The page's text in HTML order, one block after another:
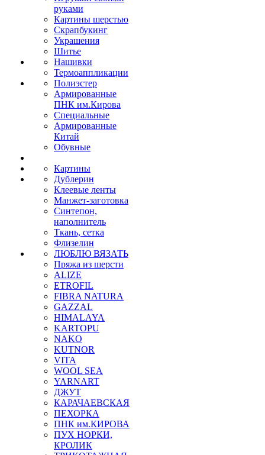
руками
Картины шерстью
Скрапбукинг
Украшения
Шитье
Нашивки
Термоаппликации
Полиэстер
Армированные
ПНК им.Кирова
Специальные
Армированные
Китай
Обувные
Картины
Дублерин
Клеевые ленты
Манжет-заготовка
Синтепон,
наполнитель
Ткань, сетка
Флизелин
ЛЮБЛЮ ВЯЗАТЬ
Пряжа из шерсти
ALIZE
ETROFIL
FIBRA NATURA
GAZZAL
HIMALAYA
KARTOPU
NAKO
KUTNOR
VITA
WOOL SEA
YARNART
ДЖУТ
КАРАЧАЕВСКАЯ
ПЕХОРКА
ПНК им.КИРОВА
ПУХ НОРКИ,
КРОЛИК